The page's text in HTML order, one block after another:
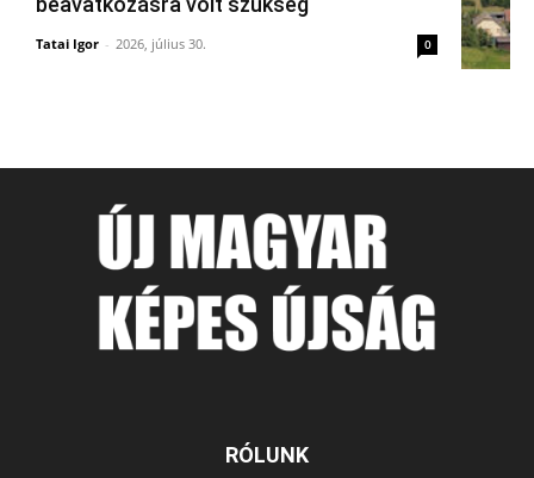
Tatai Igor - 2026, július 30. 0
RÓLUNK